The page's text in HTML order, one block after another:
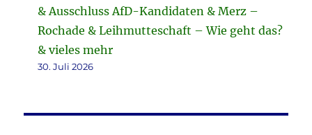
& Ausschluss AfD-Kandidaten & Merz –
Rochade & Leihmutteschaft – Wie geht das?
& vieles mehr
30. Juli 2026